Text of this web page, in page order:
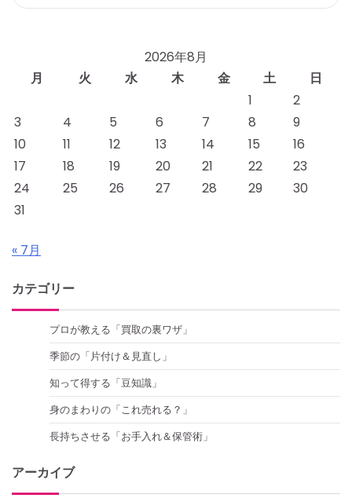
2026年8月
月
火 水 木 金 土
日
1
2
3
4 5 6 7 8
9
10
11 12 13 14 15
16
17
18 19 20 21 22
23
24
25 26 27 28 29
30
31
« 7月
カテゴリー
プロが教える「買取の裏ワザ」
季節の「片付け＆見直し」
知って得する「豆知識」
身のまわりの「これ売れる？」
長持ちさせる「お手入れ＆保管術」
アーカイブ